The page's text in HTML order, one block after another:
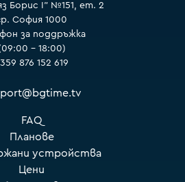
Борис I" №151, ет. 2
София 1000
за поддръжка
– 18:00)
876 152 619
FAQ
Планове
устройства
Цени